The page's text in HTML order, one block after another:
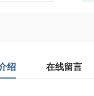
绍 在线留言